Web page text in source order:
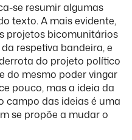
se resumir algumas
texto. A mais evidente,
projetos bicomunitários
respetiva bandeira, e
do projeto político
do mesmo poder vingar
pouco, mas a ideia da
campo das ideias é uma
se propõe a mudar o